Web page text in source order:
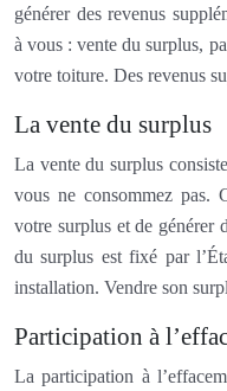
générer des revenus
à vous : vente du surplus,
votre toiture. Des revenus
La vente du surplus
La vente du surplus
vous ne consommez pas.
votre surplus et de générer
du surplus est fixé par
installation. Vendre son
Participation à
La participation à